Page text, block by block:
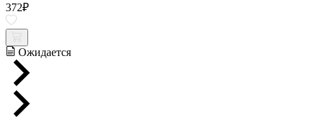
372₽
Ожидается